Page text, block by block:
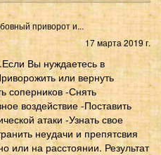
приворот и...
17 марта 2019 г.
Вы нуждаетесь в
или вернуть
соперников -Снять
воздействие -Поставить
атаки -Узнать свое
неудачи и препятсвия
или на расстоянии. Результат